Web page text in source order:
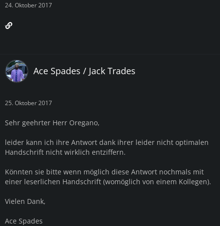
24. Oktober 2017
Ace Spades / Jack Trades
25. Oktober 2017
Sehr geehrter Herr Oregano,
leider kann ich ihre Antwort dank ihrer leider nicht optimalen
Handschrift nicht wirklich entziffern.
Könnten sie bitte wenn möglich diese Antwort nochmals mit
einer leserlichen Handschrift (womöglich von einem Kollegen).
Vielen Dank,
Ace Spades